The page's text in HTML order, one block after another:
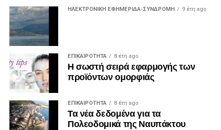
ΗΛΕΚΤΡΟΝΙΚΗ ΕΦΗΜΕΡΙΔΑ-ΣΥΝΔΡΟΜΗ 9 έτη ago
ΕΠΙΚΑΙΡΟΤΗΤΑ 8 έτη ago
Η σωστή σειρά εφαρμογής των
προϊόντων ομορφιάς
ΕΠΙΚΑΙΡΟΤΗΤΑ 8 έτη ago
Τα νέα δεδομένα για τα
Πολεοδομικά της Ναυπάκτου